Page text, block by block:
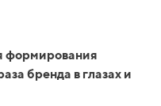
формирования
бренда в глазах и